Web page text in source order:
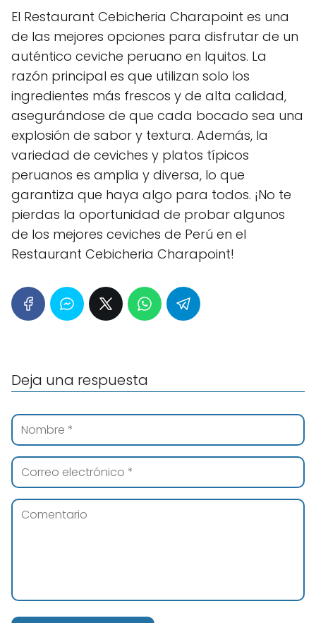
El Restaurant Cebicheria Charapoint es una
de las mejores opciones para disfrutar de un
auténtico ceviche peruano en Iquitos. La
razón principal es que utilizan solo los
ingredientes más frescos y de alta calidad,
asegurándose de que cada bocado sea una
explosión de sabor y textura. Además, la
variedad de ceviches y platos típicos
peruanos es amplia y diversa, lo que
garantiza que haya algo para todos. ¡No te
pierdas la oportunidad de probar algunos
de los mejores ceviches de Perú en el
Restaurant Cebicheria Charapoint!
Deja una respuesta